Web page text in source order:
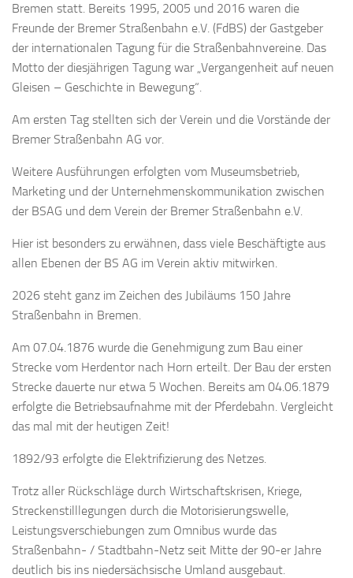
Bremen statt. Bereits 1995, 2005 und 2016 waren die
Freunde der Bremer Straßenbahn e.V. (FdBS) der Gastgeber
der internationalen Tagung für die Straßenbahnvereine. Das
Motto der diesjährigen Tagung war „Vergangenheit auf neuen
Gleisen – Geschichte in Bewegung“.
Am ersten Tag stellten sich der Verein und die Vorstände der
Bremer Straßenbahn AG vor.
Weitere Ausführungen erfolgten vom Museumsbetrieb,
Marketing und der Unternehmenskommunikation zwischen
der BSAG und dem Verein der Bremer Straßenbahn e.V.
Hier ist besonders zu erwähnen, dass viele Beschäftigte aus
allen Ebenen der BS AG im Verein aktiv mitwirken.
2026 steht ganz im Zeichen des Jubiläums 150 Jahre
Straßenbahn in Bremen.
Am 07.04.1876 wurde die Genehmigung zum Bau einer
Strecke vom Herdentor nach Horn erteilt. Der Bau der ersten
Strecke dauerte nur etwa 5 Wochen. Bereits am 04.06.1879
erfolgte die Betriebsaufnahme mit der Pferdebahn. Vergleicht
das mal mit der heutigen Zeit!
1892/93 erfolgte die Elektrifizierung des Netzes.
Trotz aller Rückschläge durch Wirtschaftskrisen, Kriege,
Streckenstilllegungen durch die Motorisierungswelle,
Leistungsverschiebungen zum Omnibus wurde das
Straßenbahn- / Stadtbahn-Netz seit Mitte der 90-er Jahre
deutlich bis ins niedersächsische Umland ausgebaut.